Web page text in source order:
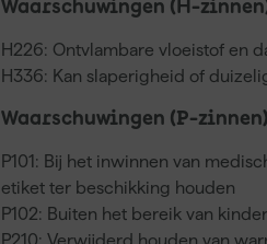
Waarschuwingen (H-
H226: Ontvlambare vloeistof en
H336: Kan slaperigheid of
Waarschuwingen (P-zinnen)
P101: Bij het inwinnen van
etiket ter beschikking houden
P102: Buiten het bereik van
P210: Verwijderd houden van